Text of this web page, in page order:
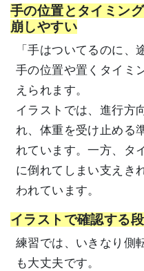
手の位置とタイミン
崩しやすい
「手はついてるのに、
手の位置や置くタイミ
えられます。
イラストでは、進行方
れ、体重を受け止める
れています。一方、タ
に倒れてしまい支えき
われています。
イラストで確認する
練習では、いきなり側
も大丈夫です。